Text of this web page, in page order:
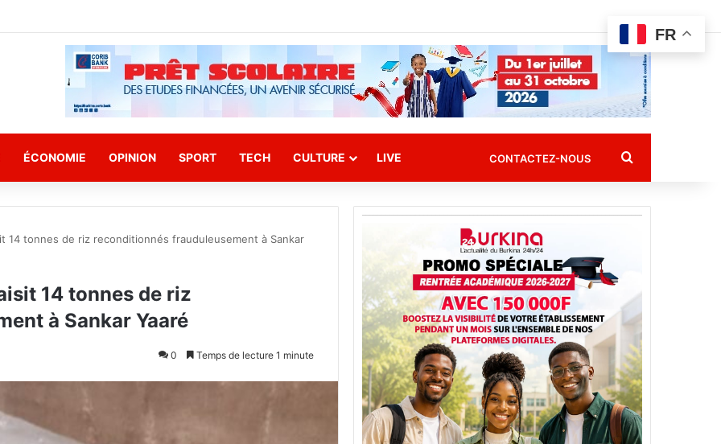
ÉCONOMIE OPINION SPORT TECH CULTURE LIVE CONTACTEZ-NOUS Rechercher
14 tonnes de riz reconditionnés frauduleusement à Sankar
14 tonnes de riz
à Sankar Yaaré
0 Temps de lecture 1 minute
FR